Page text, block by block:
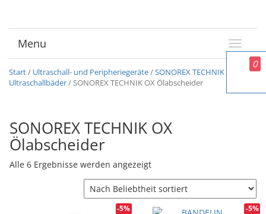
T
l
i
Menu
Start/ Ultraschall- und Peripheriegeräte/SONOREX TECHNIK
Ultraschallbäder/ SONOREX TECHNIK OX Ölabscheider
SONOREX TECHNIK OX
Ölabscheider
Alle 6 Ergebnisse werden angezeigtNach Beliebtheit sortiert
-5% -5%
0